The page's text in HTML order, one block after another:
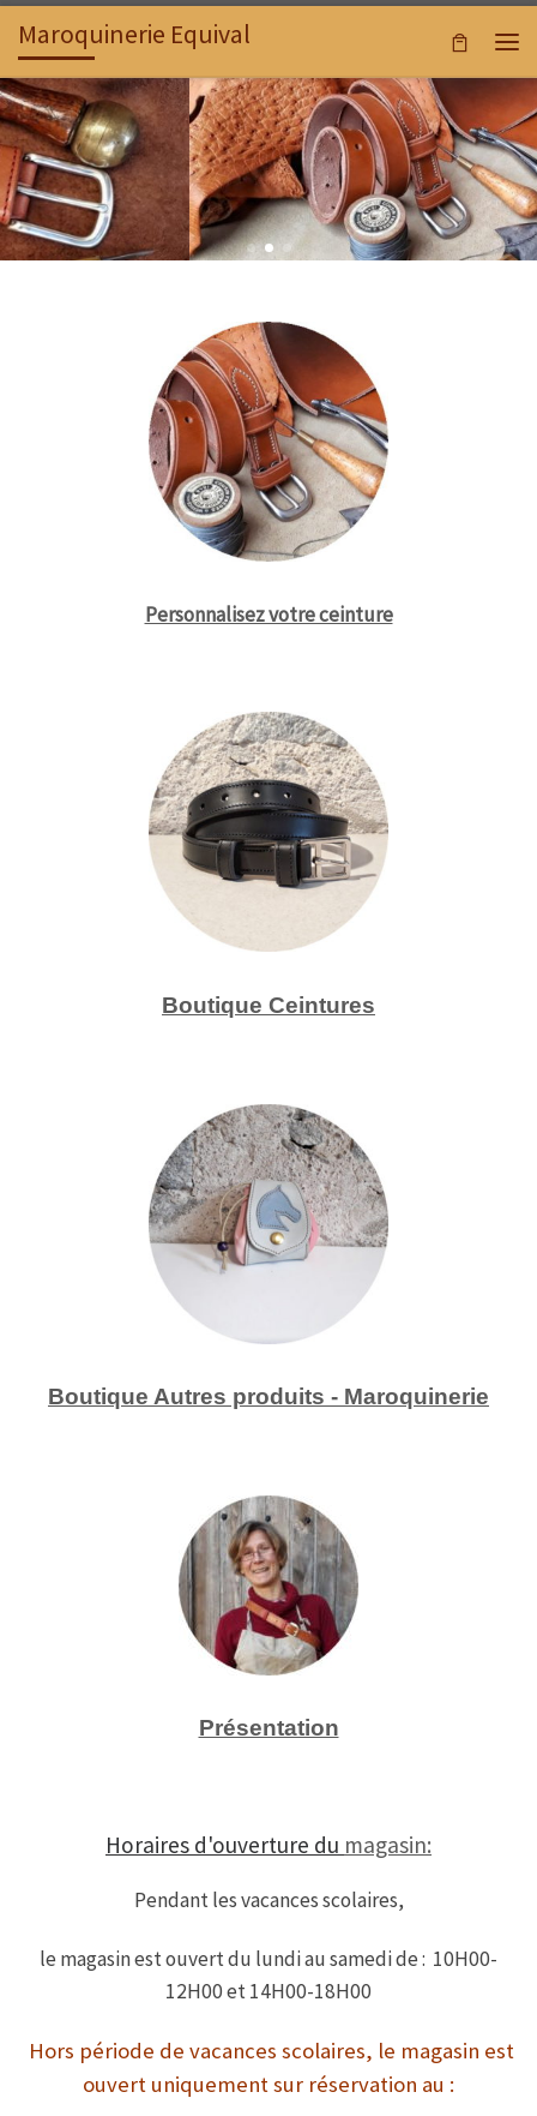
Passer au contenu
Maroquinerie Equival
Personnalisez votre ceinture
Boutique Ceintures
Boutique Autres produits - Maroquinerie
Présentation
Horaires d'ouverture du magasin:
Pendant les vacances scolaires,
le magasin est ouvert du lundi au samedi de : 10H00-
12H00 et 14H00-18H00
Hors période de vacances scolaires, le magasin est
ouvert uniquement sur réservation au :